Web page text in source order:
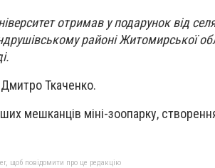
отримав у подарунок від
районі Житомирської
Ткаченко.
мешканців міні-зоопарку,
щоб повідомити про це редакцію